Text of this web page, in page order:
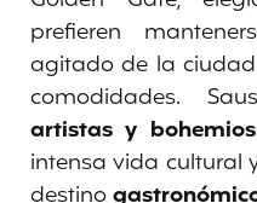
prefieren
agitado de la
comodidades.
artistas y bohemios
intensa vida cultural
destino